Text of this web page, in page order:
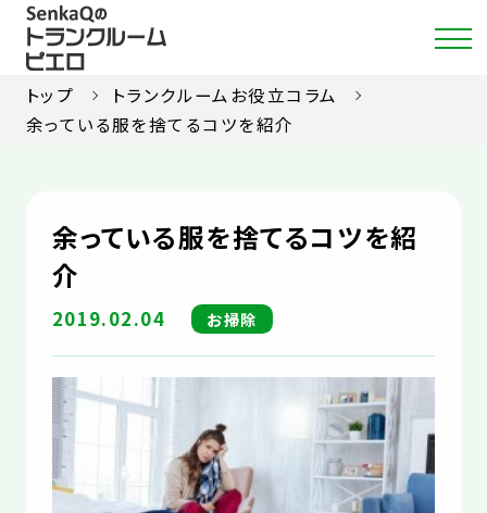
選ばれる理由
約款
お知らせ
お役立コラム
トップ
トランクルームお役立コラム
余っている服を捨てるコツを紹介
余っている服を捨てるコツを紹
介
2019.02.04 お掃除